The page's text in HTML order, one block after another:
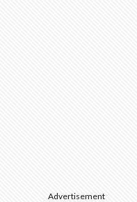
Advertisement